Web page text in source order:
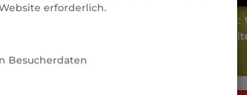
Fondsmanager Beckers:
Memory-Supercycle
erforderlich.
Besucherdaten